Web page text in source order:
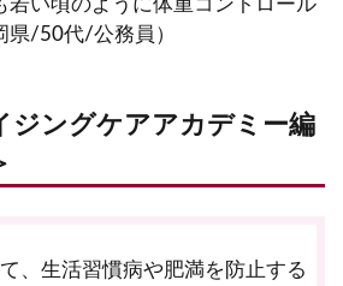
若い頃のように体重コントロール
県/50代/公務員）
ジングケアアカデミー編
、生活習慣病や肥満を防止する